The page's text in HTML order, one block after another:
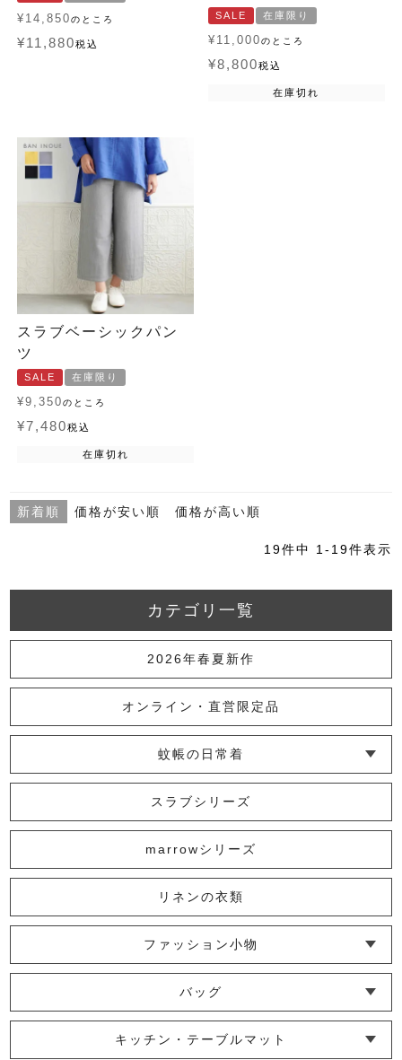
¥ 14,850のところ
¥11,880税込
SALE 在庫限り
¥ 11,000のところ
¥8,800税込
在庫切れ
スラブベーシックパン
ツ
SALE 在庫限り
¥9,350のところ
¥7,480税込
在庫切れ
新着順 価格が安い順 価格が高い順
19件中 1 - 19件表示
カテゴリ一覧
2026年春夏新作
オンライン・直営限定品
蚊帳の日常着
└ インナー
└ トップス
└ ワンピース
└ パンツ
└ スカート
└ 羽織りもの
└ キッズ・ベビー
スラブシリーズ
marrowシリーズ
リネンの衣類
ファッション小物
└ ショール・ストール
└ マスク
└ 靴下・アームカバー
バッグ
└ ポシェット・ショルダーバッグ
└ トートバッグ
└ 巾着バッグ
キッチン・テーブルマット